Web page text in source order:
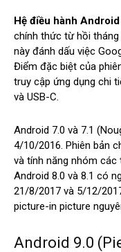
Hệ điều hành Android
chính thức từ hồi
này đánh dấu việc
Điểm đặc biệt của
truy cập ứng dụng chi
và USB-C.
Android 7.0 và 7.1
4/10/2016. Phiên bản
và tính năng nhóm
Android 8.0 và 8.1 có
21/8/2017 và 5/12/
picture-in picture
Android 9.0